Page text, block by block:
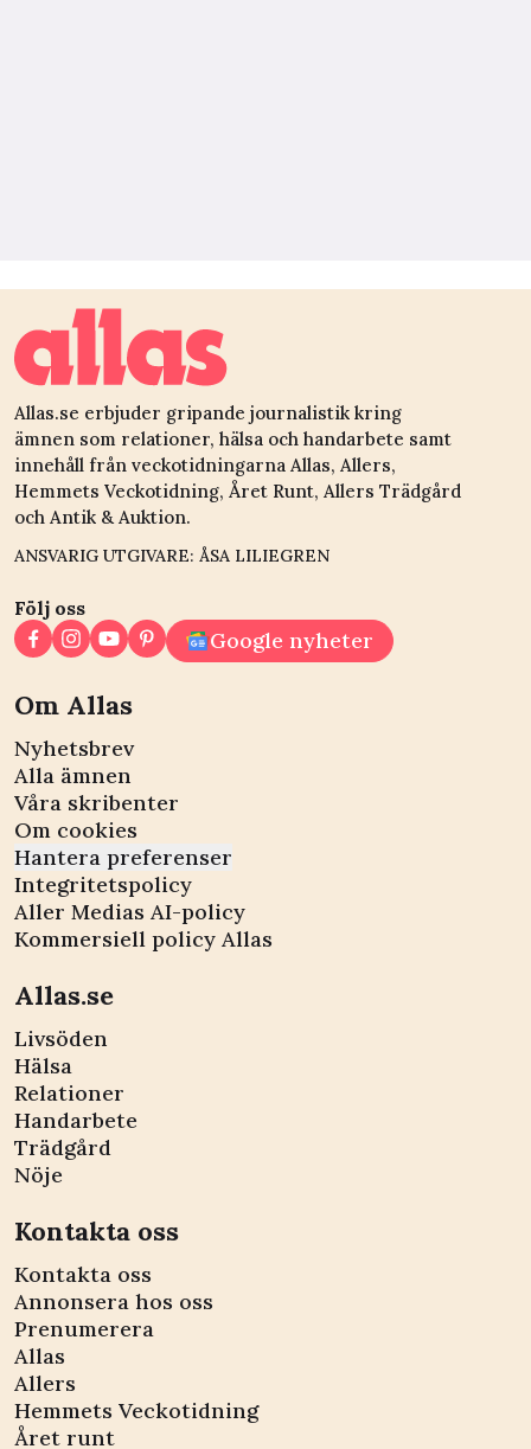
Allas.se erbjuder gripande journalistik kring
ämnen som relationer, hälsa och handarbete samt
innehåll från veckotidningarna Allas, Allers,
Hemmets Veckotidning, Året Runt, Allers Trädgård
och Antik & Auktion.
ANSVARIG UTGIVARE: ÅSA LILIEGREN
Följ oss
Google nyheter
Om Allas
Nyhetsbrev
Alla ämnen
Våra skribenter
Om cookies
Hantera preferenser
Integritetspolicy
Aller Medias AI-policy
Kommersiell policy Allas
Allas.se
Livsöden
Hälsa
Relationer
Handarbete
Trädgård
Nöje
Kontakta oss
Kontakta oss
Annonsera hos oss
Prenumerera
Allas
Allers
Hemmets Veckotidning
Året runt